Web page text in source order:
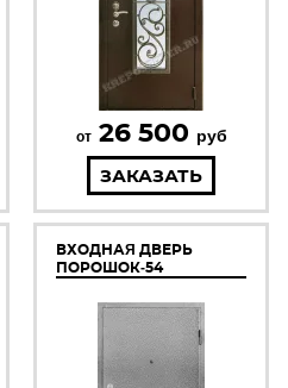
от 26 500 руб
ЗАКАЗАТЬ
ВХОДНАЯ ДВЕРЬ
ПОРОШОК-54